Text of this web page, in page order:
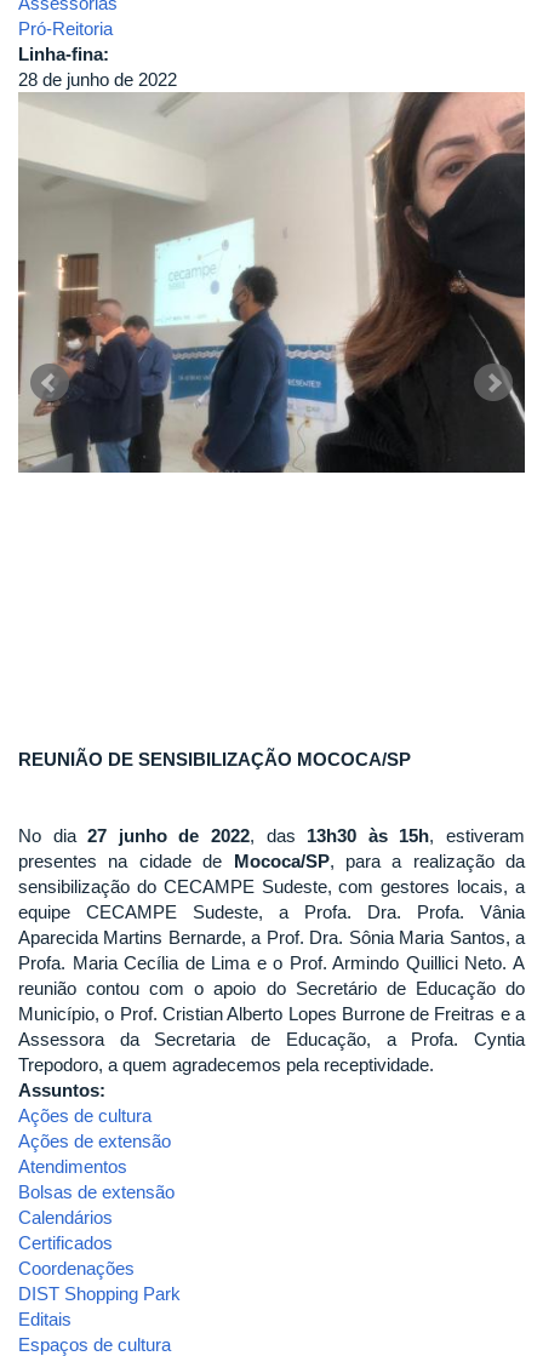
Pró-Reitoria
Linha-fina:
28 de junho de 2022
REUNIÃO DE SENSIBILIZAÇÃO MOCOCA/SP
No dia27 junho de 2022, das 13h30 às 15h, estiveram
presentes na cidade de Mococa/SP, para a realização da
sensibilização do CECAMPE Sudeste, com gestores locais, a
equipe CECAMPE Sudeste, a Profa. Dra. Profa. Vânia
Aparecida Martins Bernarde, a Prof. Dra. Sônia Maria Santos, a
Profa. Maria Cecília de Lima e o Prof. Armindo Quillici Neto. A
reunião contou com o apoio do Secretário de Educação do
Município, o Prof. Cristian Alberto Lopes Burrone de Freitras e a
Assessora da Secretaria de Educação, a Profa. Cyntia
Trepodoro, a quem agradecemos pela receptividade.
Assuntos:
Ações de cultura
Ações de extensão
Atendimentos
Bolsas de extensão
Calendários
Certificados
Coordenações
DIST Shopping Park
Editais
Espaços de cultura